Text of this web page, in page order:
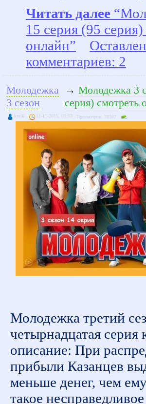
Читать далее
15 серия (95
онлайн”
комментариев: 2
Молодежка
3 сезон
→ Молодежка 3
серия) смотреть
kivik 11-11-2015, 01:53 Просмотров: 78162
Молодежка третий
четырнадцатая серия
описание: При
прибыли Казанцев
меньше денег, чем
такое